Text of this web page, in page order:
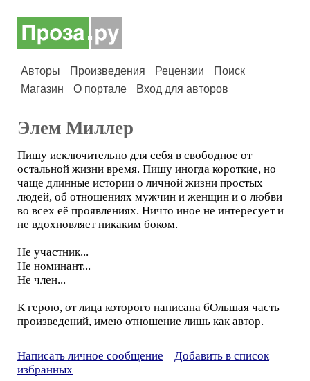
Авторы Произведения Рецензии
Поиск
Магазин
О портале Вход для авторов
Элем Миллер
Пишу исключительно для себя в свободное от
остальной жизни время. Пишу иногда короткие, но
чаще длинные истории о личной жизни простых
людей, об отношениях мужчин и женщин и о любви
во всех её проявлениях. Ничто иное не интересует и
не вдохновляет никаким боком.
Не участник...
Не номинант...
Не член...
К герою, от лица которого написана бОльшая часть
произведений, имею отношение лишь как автор.
Написать личное сообщение
Добавить в список
избранных